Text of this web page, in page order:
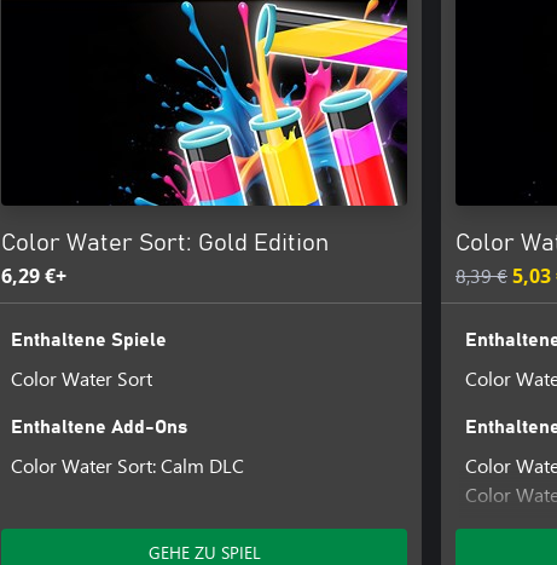
Color Water Sort: Gold Edition
6,29 €+
Enthaltene Spiele
Color Water Sort
Enthaltene Add-Ons
Color Water Sort: Calm DLC
GEHE ZU SPIEL
Color
8,39 €5,03
Color
Color
Color
Color